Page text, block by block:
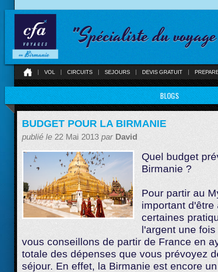
"Spécialiste du
VOL CIRCUITS SEJOURS DEVIS GRATUIT
BLOGS
BUDGET POUR LA BIRMANIE
publié le 22 Mai 2013 par David
Quel budget
Birmanie ?
Pour partir au
important d'être
certaines
l'argent une
vous conseillons de partir de France en
totale des dépenses que vous prévoyez
séjour. En effet, la Birmanie est encore